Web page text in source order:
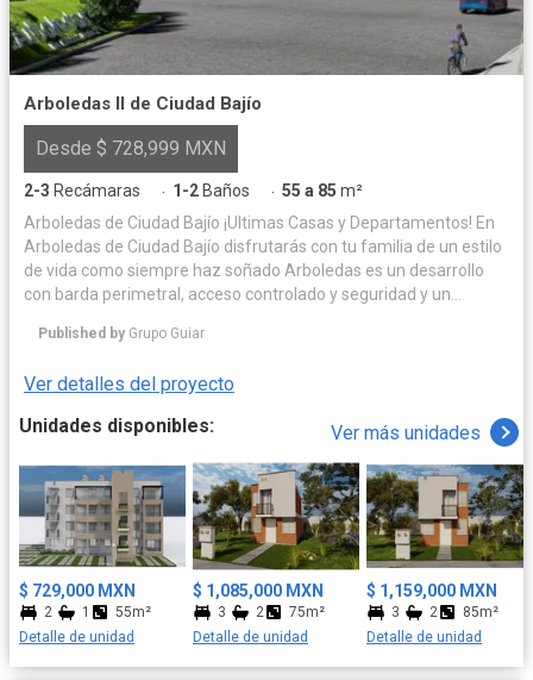
Arboledas II de Ciudad Bajío
Desde $ 728,999 MXN
2-3 Recámaras · 1-2 Baños · 55 a 85 m²
Arboledas de Ciudad Bajío ¡Ultimas Casas y Departamentos! En
Arboledas de Ciudad Bajío disfrutarás con tu familia de un estilo
de vida como siempre haz soñado Arboledas es un desarrollo
con barda perimetral, acceso controlado y seguridad y un
modelos de casas y departamento para que puedas escoger la
cuenta con casas y departamentos de entrega inmediata,
Diamante de 108 m2, Zafiro de 92 m2, Cuarzo de 84 m2
Obsidiana de 74 m2 y el departamento de 55.20 m2. El
Fraccionamiento cuenta con Acceso controlado para tu
seguridad, Sistema de Clusters, Zona comercial para tu
comodidad, Canchas deportivas, Áreas de recreación, Juegos
infantiles, Zona de picnic, Bellos Jardines, Amplias avenidas de
baja circulación, cajones de estacionamientos para visitas, y una
Excelente ubicación. Orgullosamente casas GUIAR es reconocido
con el sello Vida Integral Infonavit, el cual nos certifica como
Vivienda Sustentable además de que contamos con nuestro
Published by Grupo Guiar
Ver detalles del proyecto
Unidades disponibles:
Ver más unidades
$ 729,000 MXN
2 1
55m²
Detalle de unidad
$ 1,085,000 MXN
3 2
75m²
Detalle de unidad
$ 1,159,000 MXN
3 2
85m²
Detalle de unidad